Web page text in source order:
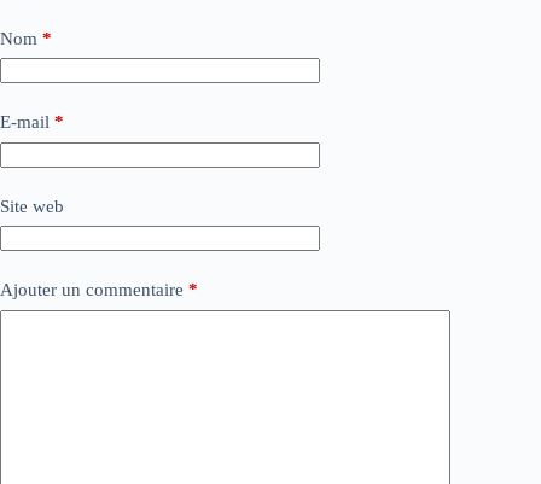
Nom *
E-mail *
Site web
Ajouter un commentaire *